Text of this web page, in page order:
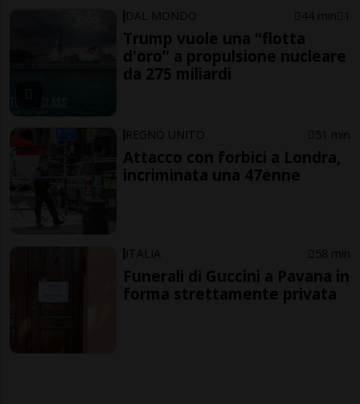
DAL MONDO 44 min 1
Trump vuole una “flotta
d'oro” a propulsione nucleare
da 275 miliardi
REGNO UNITO 51 min
Attacco con forbici a Londra,
incriminata una 47enne
ITALIA 58 min
Funerali di Guccini a Pavana in
forma strettamente privata